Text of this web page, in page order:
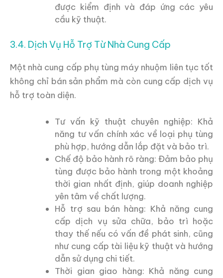
được kiểm định và đáp ứng các yêu
cầu kỹ thuật.
3.4. Dịch Vụ Hỗ Trợ Từ Nhà Cung Cấp
Một nhà cung cấp phụ tùng máy nhuộm liên tục tốt
không chỉ bán sản phẩm mà còn cung cấp dịch vụ
hỗ trợ toàn diện.
Tư vấn kỹ thuật chuyên nghiệp: Khả
năng tư vấn chính xác về loại phụ tùng
phù hợp, hướng dẫn lắp đặt và bảo trì.
Chế độ bảo hành rõ ràng: Đảm bảo phụ
tùng được bảo hành trong một khoảng
thời gian nhất định, giúp doanh nghiệp
yên tâm về chất lượng.
Hỗ trợ sau bán hàng: Khả năng cung
cấp dịch vụ sửa chữa, bảo trì hoặc
thay thế nếu có vấn đề phát sinh, cũng
như cung cấp tài liệu kỹ thuật và hướng
dẫn sử dụng chi tiết.
Thời gian giao hàng: Khả năng cung